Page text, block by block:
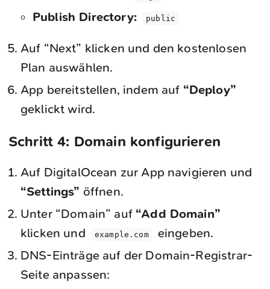
Publish Directory: public
Auf “Next” klicken und den kostenlosen
Plan auswählen.
App bereitstellen, indem auf “Deploy”
geklickt wird.
Schritt 4: Domain konfigurieren
Auf DigitalOcean zur App navigieren und
“Settings” öffnen.
Unter “Domain” auf “Add Domain”
klicken und
example.com
eingeben.
DNS-Einträge auf der Domain-Registrar-
Seite anpassen: